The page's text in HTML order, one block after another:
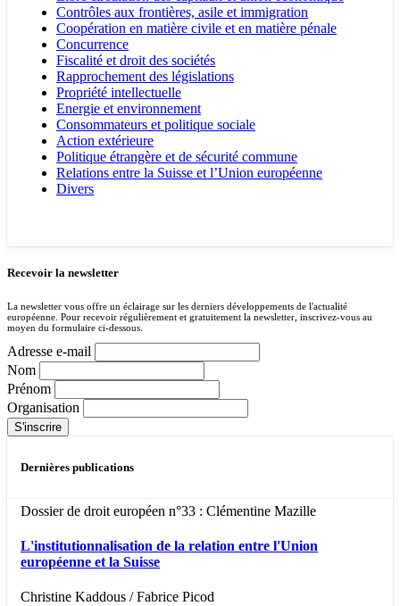
Contrôles aux frontières, asile et immigration
Coopération en matière civile et en matière pénale
Concurrence
Fiscalité et droit des sociétés
Rapprochement des législations
Propriété intellectuelle
Energie et environnement
Consommateurs et politique sociale
Action extérieure
Politique étrangère et de sécurité commune
Relations entre la Suisse et l’Union européenne
Divers
Recevoir la newsletter
La newsletter vous offre un éclairage sur les derniers développements de l'actualité
européenne. Pour recevoir régulièrement et gratuitement la newsletter, inscrivez-vous au
moyen du formulaire ci-dessous.
Adresse e-mail
Nom
Prénom
Organisation
Dernières publications
Dossier de droit européen n°33 : Clémentine Mazille
L'institutionnalisation de la relation entre l'Union
européenne et la Suisse
Christine Kaddous / Fabrice Picod